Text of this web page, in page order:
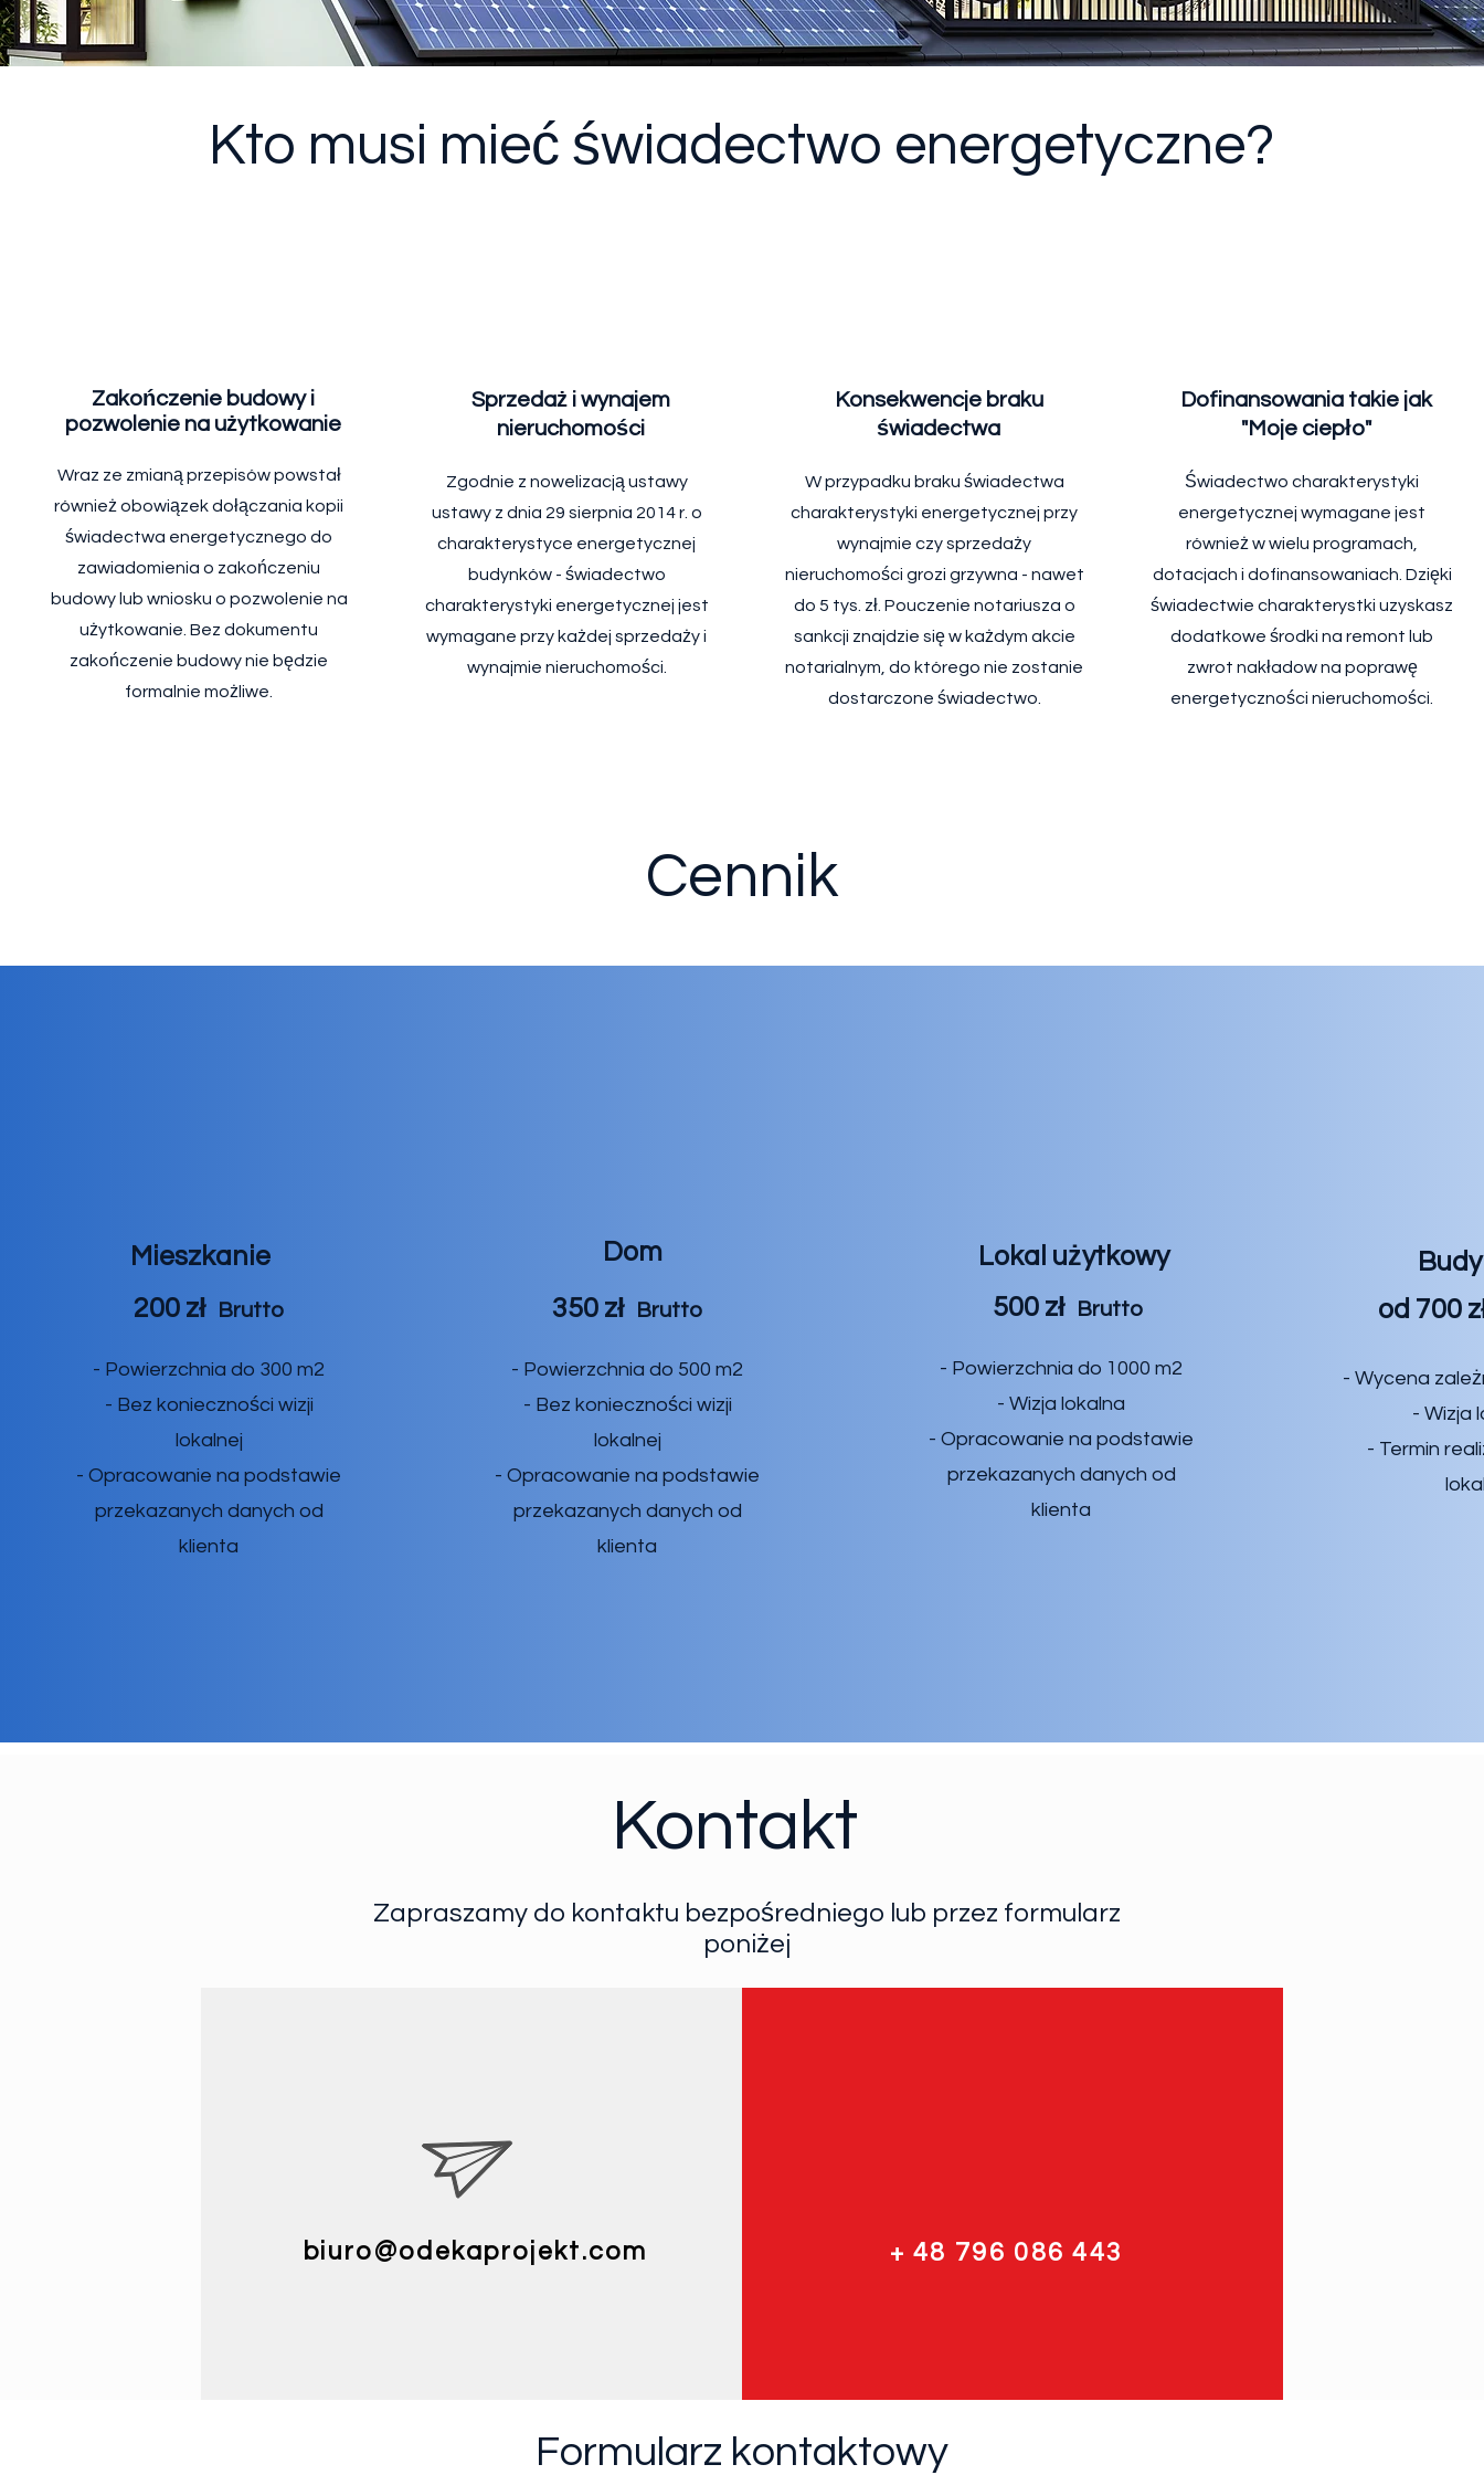
Kto musi mieć świadectwo energetyczne?
Zakończenie budowy i
pozwolenie na użytkowanie
Wraz ze zmianą przepisów powstał
również obowiązek dołączania kopii
świadectwa energetycznego do
zawiadomienia o zakończeniu
budowy lub wniosku o pozwolenie na
użytkowanie. Bez dokumentu
zakończenie budowy nie będzie
formalnie możliwe.
Sprzedaż i wynajem
nieruchomości
Zgodnie z nowelizacją ustawy
ustawy z dnia 29 sierpnia 2014 r. o
charakterystyce energetycznej
budynków - świadectwo
charakterystyki energetycznej jest
wymagane przy każdej sprzedaży i
wynajmie nieruchomości.
Konsekwencje braku
świadectwa
W przypadku braku świadectwa
charakterystyki energetycznej przy
wynajmie czy sprzedaży
nieruchomości grozi grzywna - nawet
do 5 tys. zł. Pouczenie notariusza o
sankcji znajdzie się w każdym akcie
notarialnym, do którego nie zostanie
dostarczone świadectwo.
Dofinansowania takie jak
"Moje ciepło"
Świadectwo charakterystyki
energetycznej wymagane jest
również w wielu programach,
dotacjach i dofinansowaniach. Dzięki
świadectwie charakterystki uzyskasz
dodatkowe środki na remont lub
zwrot nakładow na poprawę
energetyczności nieruchomości.
Cennik
Mieszkanie
200 zł
Brutto
- Powierzchnia do 300 m2
- Bez konieczności wizji
lokalnej
- Opracowanie na podstawie
przekazanych danych od
klienta
Dom
350 zł
Brutto
- Powierzchnia do 500 m2
- Bez konieczności wizji
lokalnej
- Opracowanie na podstawie
przekazanych danych od
klienta
Lokal użytkowy
500 zł
Brutto
- Powierzchnia do 1000 m2
- Wizja lokalna
- Opracowanie na podstawie
przekazanych danych od
klienta
od 700
- Wycena
- Wizja
- Termin
Kontakt
Zapraszamy do kontaktu bezpośredniego lub przez formularz
poniżej
biuro@odekaprojekt.com + 48 796 086 443
Formularz kontaktowy